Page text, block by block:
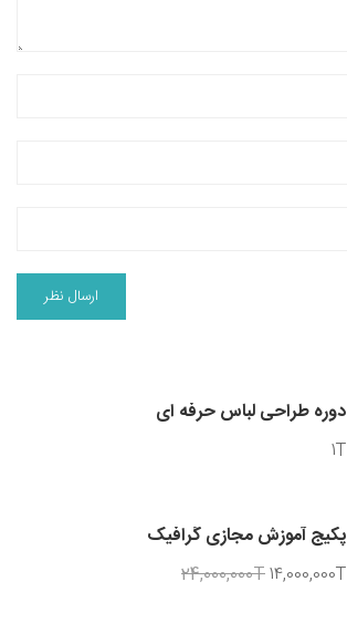
دوره طراحی لباس حرفه ای
1T
پکیج آموزش مجازی گرافیک
24,000,000T14,000,000T